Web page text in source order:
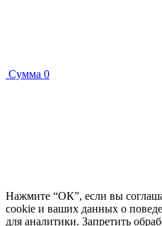
Сумма 0
Нажмите “ОК”, если вы
cookie и ваших данных о
для аналитики. Запретить